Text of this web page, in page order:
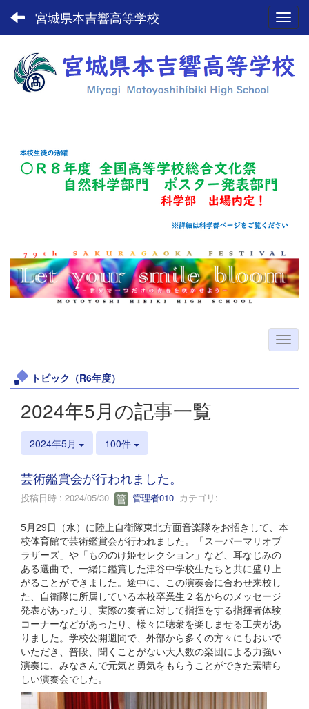
宮城県本吉響高等学校
トピック（R6年度）
2024年5月の記事一覧
2024年5月 100件
芸術鑑賞会が行われました。
投稿日時 : 2024/05/30 管理者010 カテゴリ:
5月29日（水）に陸上自衛隊東北方面音楽隊をお招きして、本
校体育館で芸術鑑賞会が行われました。「スーパーマリオブ
ラザーズ」や「もののけ姫セレクション」など、耳なじみの
ある選曲で、一緒に鑑賞した津谷中学校生たちと共に盛り上
がることができました。途中に、この演奏会に合わせ来校し
た、自衛隊に所属している本校卒業生２名からのメッセージ
発表があったり、実際の奏者に対して指揮をする指揮者体験
コーナーなどがあったり、様々に聴衆を楽しませる工夫があ
りました。学校公開週間で、外部から多くの方々にもおいで
いただき、普段、聞くことがない大人数の楽団による力強い
演奏に、みなさんで元気と勇気をもらうことができた素晴ら
しい演奏会でした。